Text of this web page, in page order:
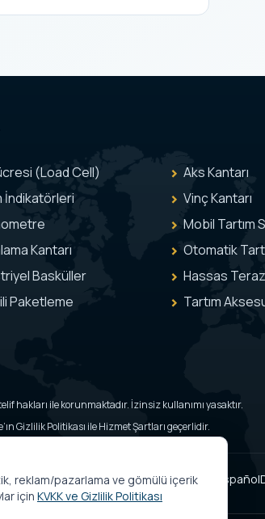
(Load Cell)
İndikatörleri
Kantarı
Basküller
Paketleme
Aks Kantarı
Vinç Kantarı
Mobil Tartım
Otomatik
Hassas
Tartım
hakları ile korunmaktadır. İzinsiz kullanımı yasaktır.
Gizlilik Politikası ile Hizmet Şartları geçerlidir.
TürkçeEnglishItalianoFrançais Español
reklam/pazarlama ve gömülü içerik
için KVKK ve Gizlilik Politikası